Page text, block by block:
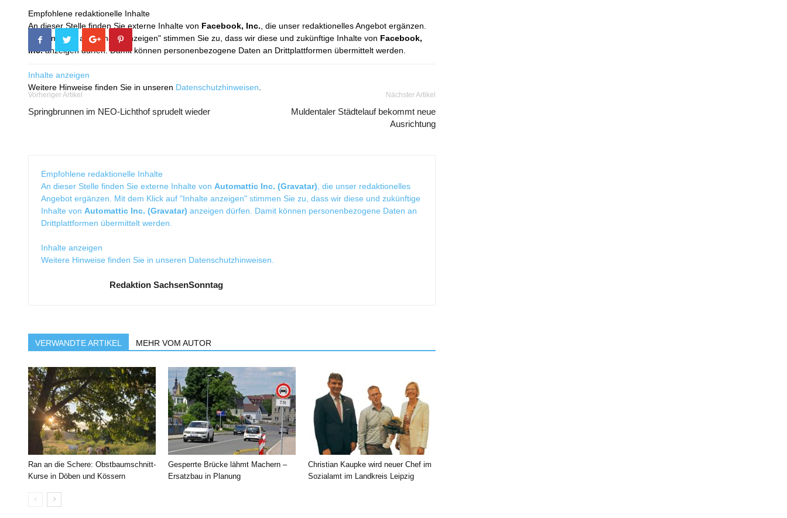
Empfohlene redaktionelle Inhalte
An dieser Stelle finden Sie externe Inhalte von Facebook, Inc. , die unser redaktionelles Angebot ergänzen.
Mit dem Klick auf "Inhalte anzeigen" stimmen Sie zu, dass wir diese und zukünftige Inhalte von Facebook,
Inc.anzeigen dürfen. Damit können personenbezogene Daten an Drittplattformen übermittelt werden.
Inhalte anzeigen
Weitere Hinweise finden Sie in unseren Datenschutzhinweisen
Vorheriger Artikel
Springbrunnen im NEO-Lichthof sprudelt wieder
Nächster Artikel
Muldentaler Städtelauf bekommt neue
Ausrichtung
Empfohlene redaktionelle Inhalte
An dieser Stelle finden Sie externe Inhalte von Automattic Inc. (Gravatar) , die unser redaktionelles
Angebot ergänzen. Mit dem Klick auf "Inhalte anzeigen" stimmen Sie zu, dass wir diese und zukünftige
Inhalte von Automattic Inc. (Gravatar) anzeigen dürfen. Damit können personenbezogene Daten an
Drittplattformen übermittelt werden.
Inhalte anzeigen
Weitere Hinweise finden Sie in unseren Datenschutzhinweisen
Redaktion SachsenSonntag
VERWANDTE ARTIKEL MEHR VOM AUTOR
Ran an die Schere: Obstbaumschnitt-
Kurse in Döben und Kössern
Gesperrte Brücke lähmt Machern –
Ersatzbau in Planung
Christian Kaupke wird neuer Chef im
Sozialamt im Landkreis Leipzig